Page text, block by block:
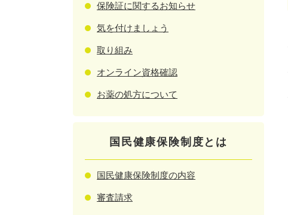
保険証に関するお知らせ
気を付けましょう
取り組み
オンライン資格確認
お薬の処方について
国民健康保険制度とは
国民健康保険制度の内容
審査請求